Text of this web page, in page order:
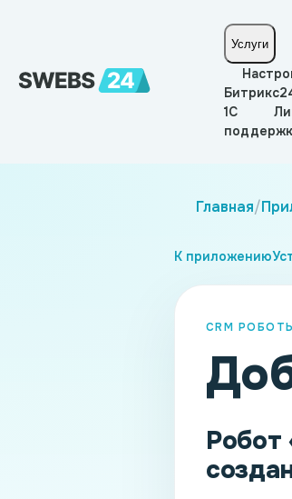
Услуги
1С
Главная/
К приложению
CRM
Робот